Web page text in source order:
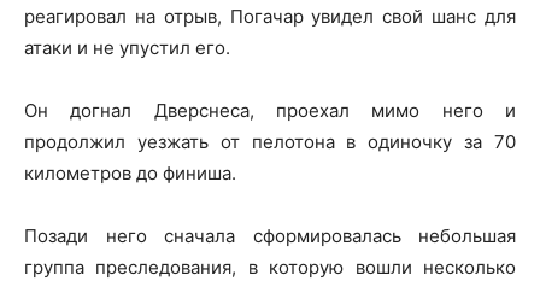
реагировал на отрыв, Погачар увидел свой шанс для
атаки и не упустил его.
Он догнал Дверснеса, проехал мимо него и
продолжил уезжать от пелотона в одиночку за 70
километров до финиша.
Позади него сначала сформировалась небольшая
группа преследования, в которую вошли несколько